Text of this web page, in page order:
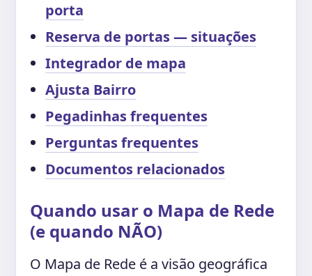
porta
Reserva de portas — situações
Integrador de mapa
Ajusta Bairro
Pegadinhas frequentes
Perguntas frequentes
Documentos relacionados
Quando usar o Mapa de Rede
(e quando NÃO)
O Mapa de Rede é a visão geográfica